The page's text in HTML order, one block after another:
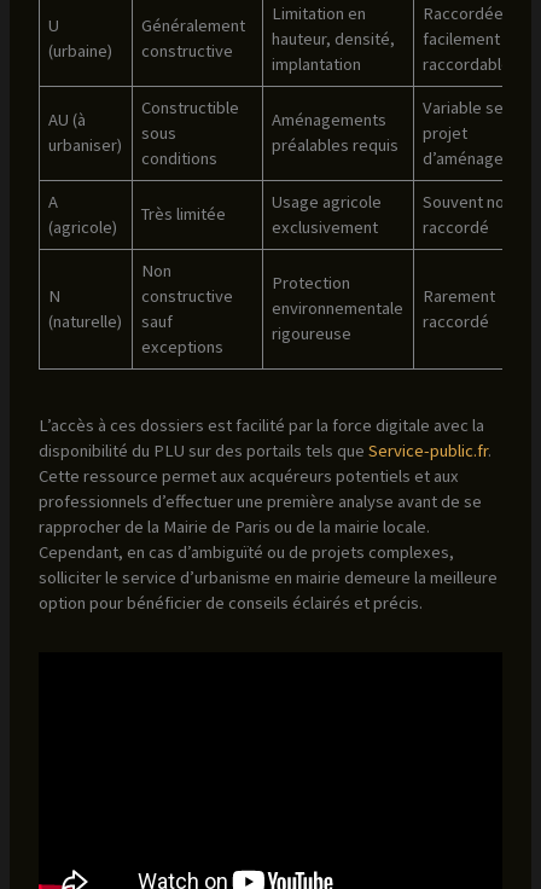
U
(urbaine)
Généralement
constructive
Limitation en
hauteur, densité,
implantation
Raccordée ou
facilement
raccordable
AU (à
urbaniser)
Constructible
sous
conditions
Aménagements
préalables requis
Variable selon
projet
d’aménagement
A
(agricole)
Très limitée
Usage agricole
exclusivement
Souvent non
raccordé
N
(naturelle)
Non
constructive
sauf
exceptions
Protection
environnementale
rigoureuse
Rarement
raccordé
L’accès à ces dossiers est facilité par la force digitale avec la
disponibilité du PLU sur des portails tels que Service-public.fr.
Cette ressource permet aux acquéreurs potentiels et aux
professionnels d’effectuer une première analyse avant de se
rapprocher de la Mairie de Paris ou de la mairie locale.
Cependant, en cas d’ambiguïté ou de projets complexes,
solliciter le service d’urbanisme en mairie demeure la meilleure
option pour bénéficier de conseils éclairés et précis.